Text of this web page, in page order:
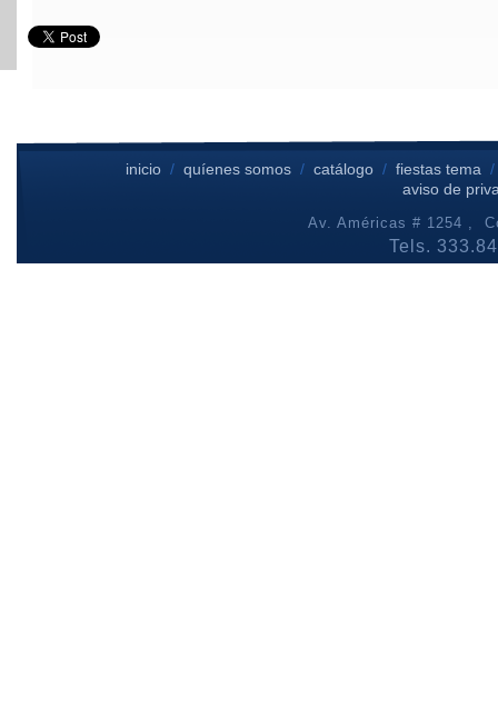
inicio /quíenes somos /catálogo / fiestas tema
aviso de
Av. Américas # 1254 ,
Tels.